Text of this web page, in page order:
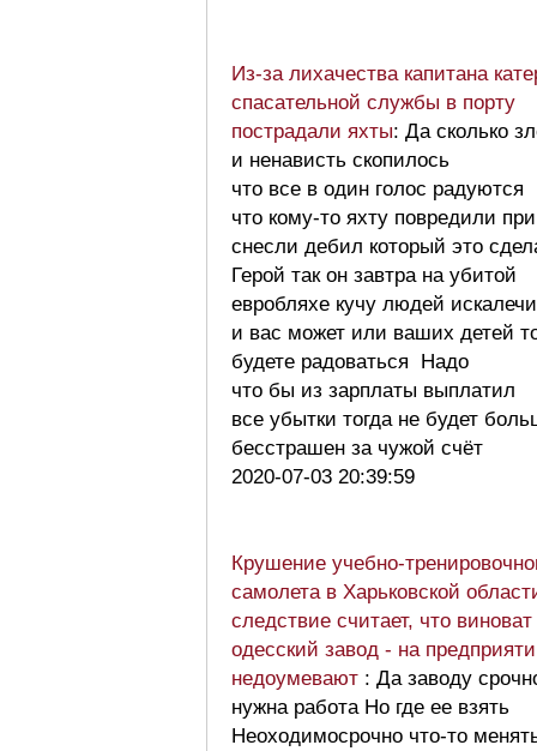
Из-за лихачества капитана
спасательной службы в порту
пострадали яхты: Да сколько
и ненависть скопилось
что все в один голос радуются
что кому-то яхту повредили
снесли дебил который это
Герой так он завтра на убитой
евробляхе кучу людей
и вас может или ваших детей
будете радоваться Надо
что бы из зарплаты выплатил
все убытки тогда не будет
бесстрашен за чужой счёт
2020-07-03 20:39:59
Крушение учебно-
самолета в Харьковской
следствие считает, что виноват
одесский завод - на
недоумевают : Да заводу
нужна работа Но где ее взять
Неоходимосрочно что-то